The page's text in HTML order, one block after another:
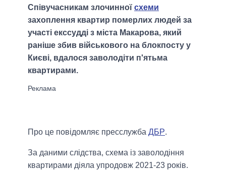
Співучасникам злочинної схеми
захоплення квартир померлих людей за
участі екссудді з міста Макарова, який
раніше збив військового на блокпосту у
Києві, вдалося заволодіти п'ятьма
квартирами.
Про це повідомляє пресслужба ДБР.
За даними слідства, схема із заволодіння
квартирами діяла упродовж 2021-23 років.